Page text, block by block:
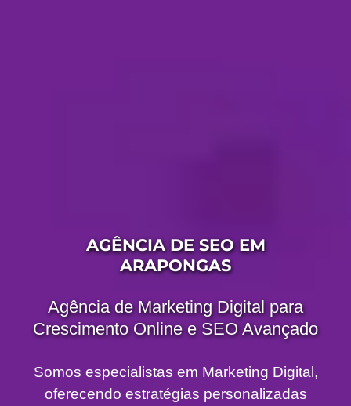
AGÊNCIA DE SEO EM
ARAPONGAS
Agência de Marketing Digital para
Crescimento Online e SEO Avançado
Somos especialistas em Marketing Digital,
oferecendo estratégias personalizadas